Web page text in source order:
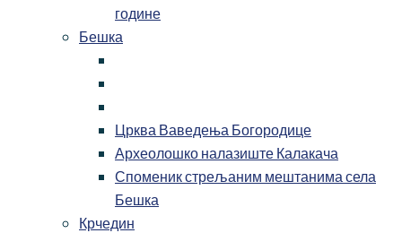
године
Бешка
Црква Ваведења Богородице
Археолошко налазиште Калакача
Споменик стрељаним мештанима села
Бешка
Крчедин